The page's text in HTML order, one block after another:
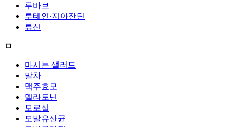
루바브
루테인·지아잔틴
류신
ㅁ
마시는 샐러드
말차
맥주효모
멜라토닌
모로실
모발유산균